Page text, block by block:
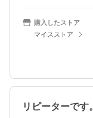
購入したストア
マイスストア